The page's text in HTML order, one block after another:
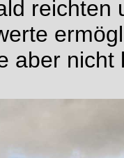
reichten
aber